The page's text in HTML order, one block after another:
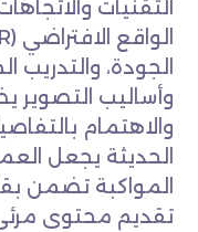
التقنيات
الجودة،
وأساليب التصوير
والاهتمام
الحديثة يجعل
المواكبة تضمن
تقديم محتوى مرئي